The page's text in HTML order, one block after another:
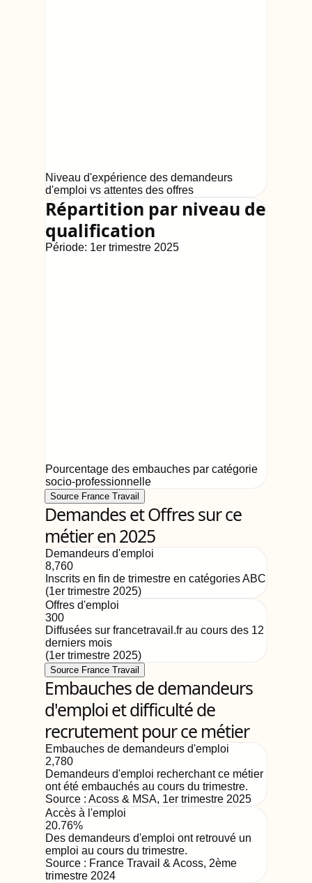
Niveau d'expérience des demandeurs
d'emploi vs attentes des offres
Répartition par niveau de
qualification
Période: 1er trimestre 2025
Pourcentage des embauches par catégorie
socio-professionnelle
Source France Travail
Demandes et Offres sur ce
métier en 2025
Demandeurs d'emploi
8,760
Inscrits en fin de trimestre en catégories ABC
(1er trimestre 2025)
Offres d'emploi
300
Diffusées sur francetravail.fr au cours des 12
derniers mois
(1er trimestre 2025)
Source France Travail
Embauches de demandeurs
d'emploi et difficulté de
recrutement pour ce métier
Embauches de demandeurs d'emploi
2,780
Demandeurs d'emploi recherchant ce métier
ont été embauchés au cours du trimestre.
Source : Acoss & MSA, 1er trimestre 2025
Accès à l'emploi
20.76%
Des demandeurs d'emploi ont retrouvé un
emploi au cours du trimestre.
Source : France Travail & Acoss, 2ème
trimestre 2024